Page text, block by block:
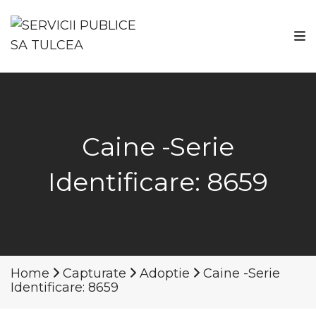
Caine -Serie
Identificare: 8659
Home Capturate Adoptie
Caine -Serie
Identificare: 8659